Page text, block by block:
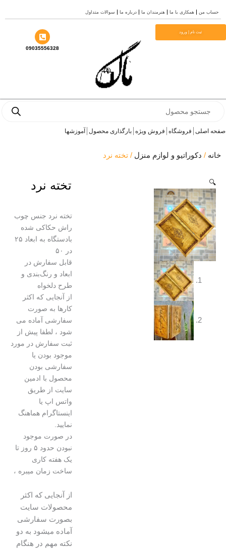
من همکاری با ما هنرمندان ما درباره ما سوالات متداول
ثبت نام | ورود
09035556328
اصلی فروشگاه فروش ویژه بارگذاری محصول آموزشها
/دکوراتیو و لوازم منزل/ تخته نرد
تخته نرد
تخته نرد جنس چوب
راش حکاکی شده
بادستگاه به ابعاد ۲۵
قابل سفارش در
ابعاد و رنگ‌بندی و
طرح دلخواه
از آنجایی که اکثر
کارها به صورت
سفارشی آماده می
شود ، لطفا پیش از
ثبت سفارش در مورد
موجود بودن یا
سفارشی بودن
محصول با ادمین
سایت از طریق
واتس اپ یا
اینستاگرام هماهنگ
نمایید.
در صورت موجود
نبودن حدود ۵ روز تا
یک هفته کاری
ساخت زمان میبره ،
از آنجایی که اکثر
محصولات سایت
بصورت سفارشی
آماده میشود به دو
نکته مهم در هنگام